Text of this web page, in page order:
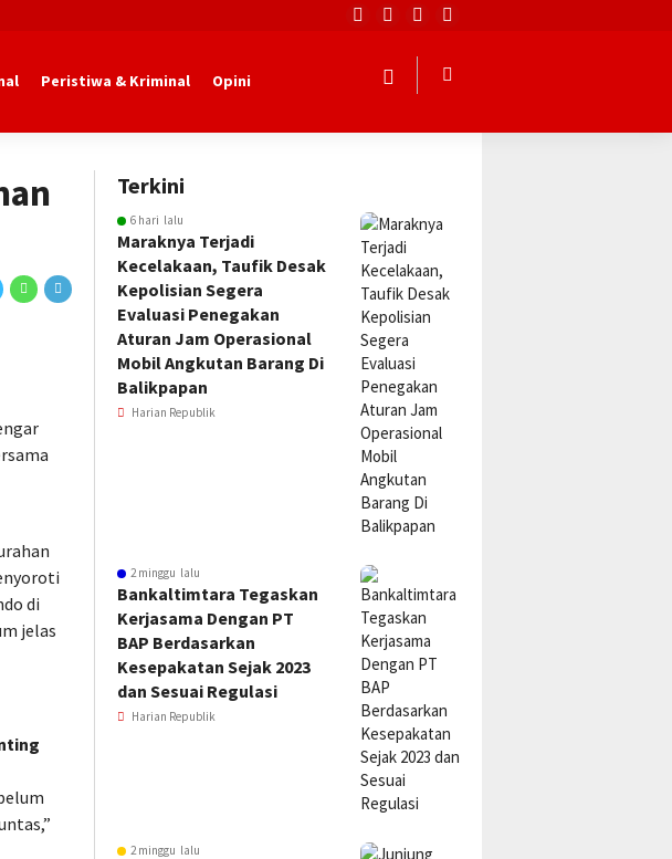
Peristiwa & Kriminal Opini
di
jelas
Terkini
6 hari lalu
Maraknya Terjadi
Kecelakaan, Taufik Desak
Kepolisian Segera
Evaluasi Penegakan
Aturan Jam Operasional
Mobil Angkutan Barang Di
Balikpapan
Harian Republik
2 minggu lalu
Bankaltimtara Tegaskan
Kerjasama Dengan PT
BAP Berdasarkan
Kesepakatan Sejak 2023
dan Sesuai Regulasi
Harian Republik
2 minggu lalu